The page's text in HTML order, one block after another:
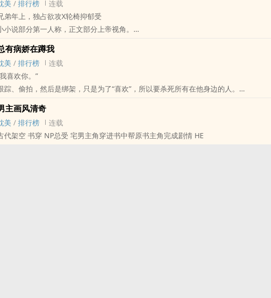
美 / 排行榜
连载
弟年上，独占欲攻X轮椅抑郁受
小说部分第一人称，正文部分上帝视角。
哥在车祸中几乎毫发无损，而弟弟却相当于残疾，内心的不平衡让弟弟变得怪异，哥
顾着他。
直到医生说这是可以治好的。
到哥哥卸下了温柔的伪装。
有病娇在蹲我
美 / 排行榜
连载
喜欢你。”
踪、偷拍，然后是绑架，只是为了“喜欢”，所以要杀死所有在他身边的人。
“想要救他们？”
不得不接受那个人的邀约，成为游戏里的玩家，在各种恐怖惊险的游戏里找到出路。
口只有一个，但是出口外面是什么？
用手册：
主画风清奇
美 / 排行榜
连载
代架空 书穿 NP总受 宅男主角穿进书中帮原书主角完成剧情 HE